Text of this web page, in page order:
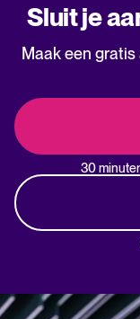
Sluit je
Maak een
30